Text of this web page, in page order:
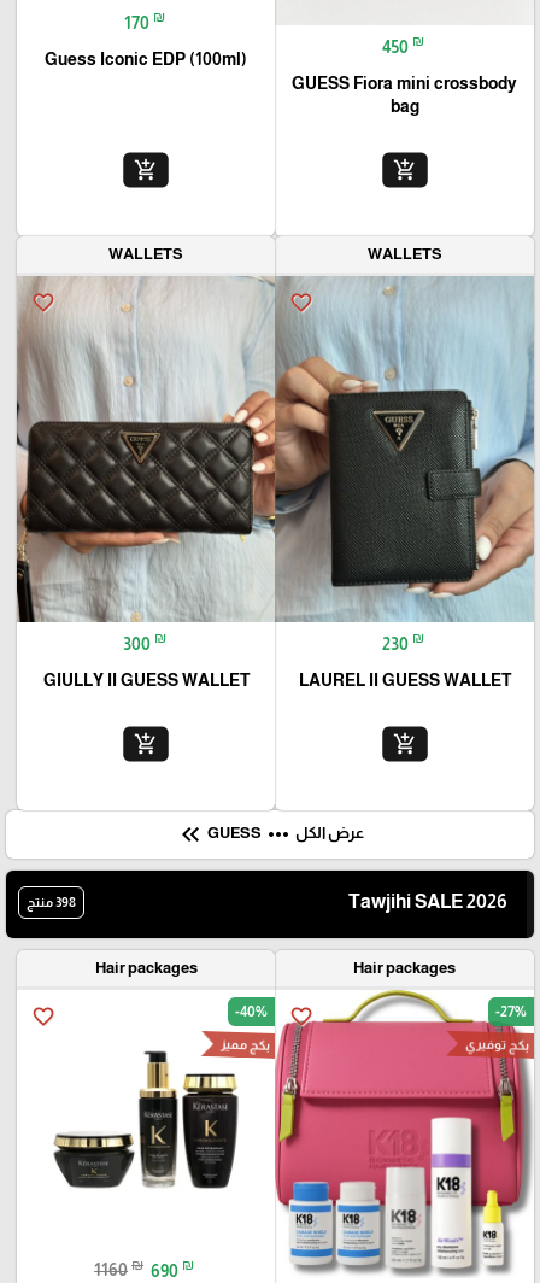
🎓
450 ₪
GUESS Fiora mini crossbody
bag
add_shopping_cart
170 ₪
Guess Iconic EDP (100ml)
add_shopping_cart
WALLETS
favorite_border
230 ₪
LAUREL II GUESS WALLET
add_shopping_cart
WALLETS
favorite_border
300 ₪
GIULLY II GUESS WALLET
add_shopping_cart
عرض الكل more_horiz
keyboard_double_arrow_left
Tawjihi SALE 2026 398 منتج
Hair packages
favorite_border -27%
بكج توفيري
Hair packages
favorite_border -40%
بكج مميز
1160 ₪ 690 ₪